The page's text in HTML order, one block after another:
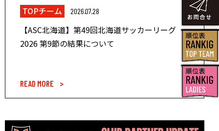
TOPチーム 2026.07.28
【ASC北海道】第49回北海道サッカーリーグ
2026 第9節の結果について
READ MORE >